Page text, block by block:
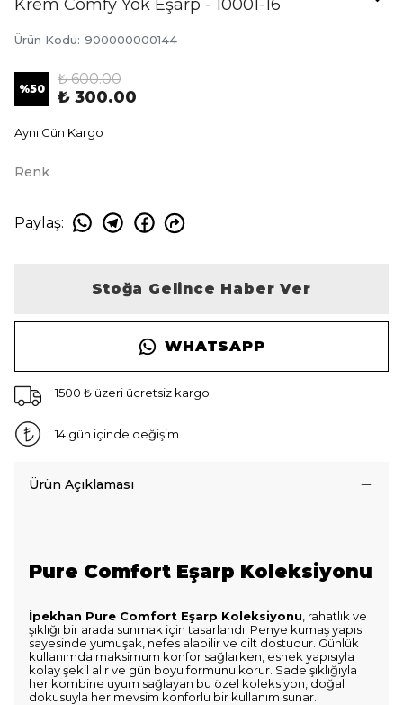
Krem Comfy Yok Eşarp - 10001-16
Ürün Kodu: 900000000144
%50
₺ 600.00
₺ 300.00
Aynı Gün Kargo
Renk
Paylaş:
Stoğa Gelince Haber Ver
WHATSAPP
1500 ₺ üzeri ücretsiz kargo
14 gün içinde değişim
Ürün Açıklaması
Pure Comfort Eşarp Koleksiyonu
İpekhan Pure Comfort Eşarp Koleksiyonu , rahatlık ve
şıklığı bir arada sunmak için tasarlandı. Penye kumaş yapısı
sayesinde yumuşak, nefes alabilir ve cilt dostudur. Günlük
kullanımda maksimum konfor sağlarken, esnek yapısıyla
kolay şekil alır ve gün boyu formunu korur. Sade şıklığıyla
her kombine uyum sağlayan bu özel koleksiyon, doğal
dokusuyla her mevsim konforlu bir kullanım sunar.